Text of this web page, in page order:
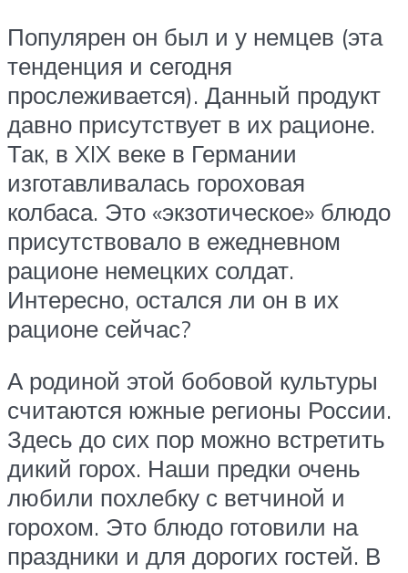
Популярен он был и у немцев (эта
тенденция и сегодня
прослеживается). Данный продукт
давно присутствует в их рационе.
Так, в XIX веке в Германии
изготавливалась гороховая
колбаса. Это «экзотическое» блюдо
присутствовало в ежедневном
рационе немецких солдат.
Интересно, остался ли он в их
рационе сейчас?
А родиной этой бобовой культуры
считаются южные регионы России.
Здесь до сих пор можно встретить
дикий горох. Наши предки очень
любили похлебку с ветчиной и
горохом. Это блюдо готовили на
праздники и для дорогих гостей. В